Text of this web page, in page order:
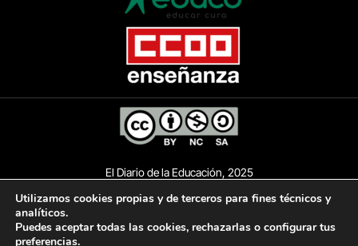
El Diario de la Educación, 2025
AVISO LEGAL POLÍTICA DE PRIVACIDAD
Utilizamos cookies propias y de terceros para fines técnicos y
analíticos.
Puedes aceptar todas las cookies, rechazarlas o configurar tus
preferencias.